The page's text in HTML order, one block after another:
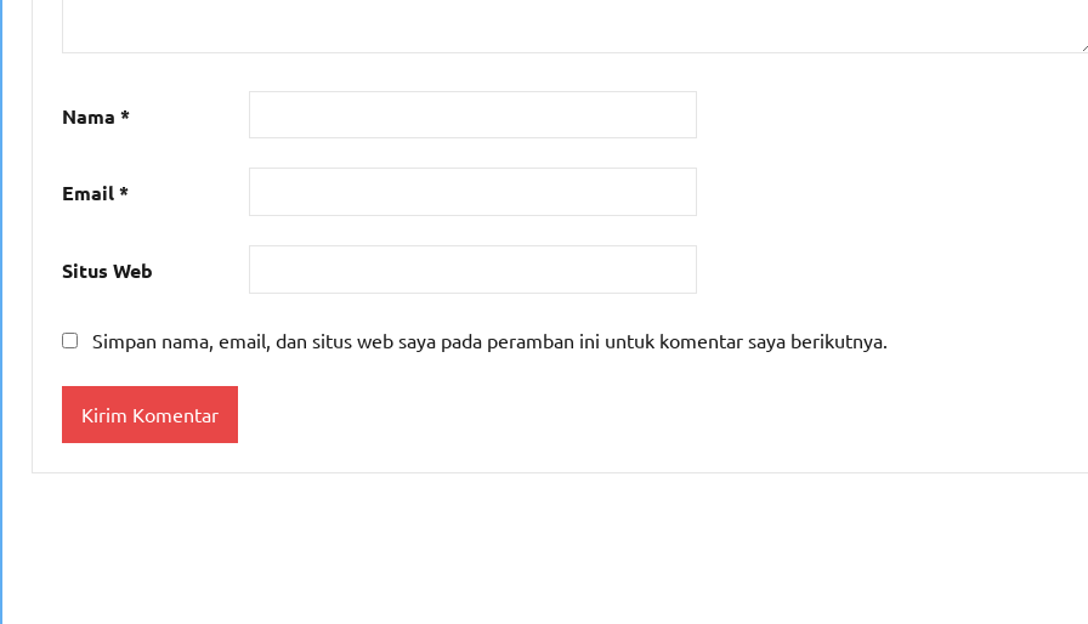
Nama *
Email*
Situs Web
Simpan nama, email, dan situs web saya pada peramban ini untuk komentar saya berikutnya.